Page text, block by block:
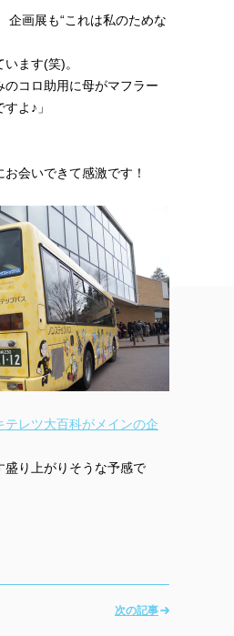
企画展も“これは私のためな
ます(笑)。
のコロ助用に母がマフラー
よ♪」
会いできて感激です！
テレツ大百科がメインの企
盛り上がりそうな予感で
次の記事